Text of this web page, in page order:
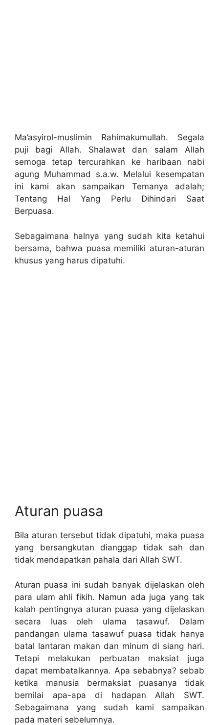
Ma’asyirol-muslimin Rahimakumullah. Segala
puji bagi Allah. Shalawat dan salam Allah
semoga tetap tercurahkan ke haribaan nabi
agung Muhammad s.a.w. Melalui kesempatan
ini kami akan sampaikan Temanya adalah;
Tentang Hal Yang Perlu Dihindari Saat
Berpuasa.
Sebagaimana halnya yang sudah kita ketahui
bersama, bahwa puasa memiliki aturan-aturan
khusus yang harus dipatuhi.
Aturan puasa
Bila aturan tersebut tidak dipatuhi, maka puasa
yang bersangkutan dianggap tidak sah dan
tidak mendapatkan pahala dari Allah SWT.
Aturan puasa ini sudah banyak dijelaskan oleh
para ulam ahli fikih. Namun ada juga yang tak
kalah pentingnya aturan puasa yang dijelaskan
secara luas oleh ulama tasawuf. Dalam
pandangan ulama tasawuf puasa tidak hanya
batal lantaran makan dan minum di siang hari.
Tetapi melakukan perbuatan maksiat juga
dapat membatalkannya. Apa sebabnya? sebab
ketika manusia bermaksiat puasanya tidak
bernilai apa-apa di hadapan Allah SWT.
Sebagaimana yang sudah kami sampaikan
pada materi sebelumnya.